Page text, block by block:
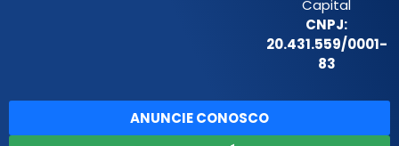
Capital
CNPJ:
20.431.559/0001-
83
ANUNCIE CONOSCO